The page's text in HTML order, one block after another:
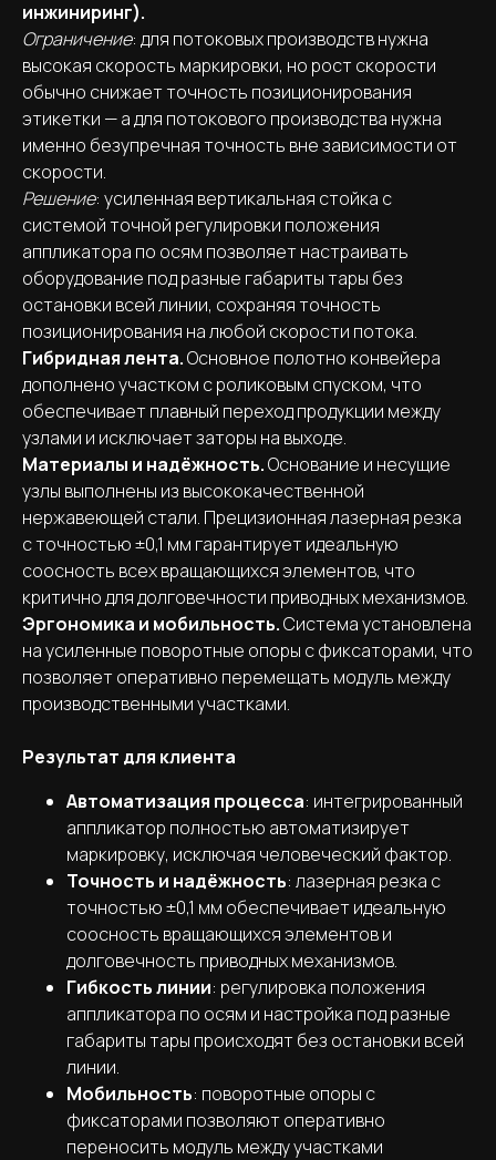
инжиниринг).
Ограничение: для потоковых производств нужна
высокая скорость маркировки, но рост скорости
обычно снижает точность позиционирования
этикетки — а для потокового производства нужна
именно безупречная точность вне зависимости от
скорости.
Решение: усиленная вертикальная стойка с
системой точной регулировки положения
аппликатора по осям позволяет настраивать
оборудование под разные габариты тары без
остановки всей линии, сохраняя точность
позиционирования на любой скорости потока.
Гибридная лента.Основное полотно конвейера
дополнено участком с роликовым спуском, что
обеспечивает плавный переход продукции между
узлами и исключает заторы на выходе.
Материалы и надёжность.Основание и несущие
узлы выполнены из высококачественной
нержавеющей стали. Прецизионная лазерная резка
с точностью ±0,1 мм гарантирует идеальную
соосность всех вращающихся элементов, что
критично для долговечности приводных механизмов.
Эргономика и мобильность.Система установлена
на усиленные поворотные опоры с фиксаторами, что
позволяет оперативно перемещать модуль между
производственными участками.
Результат для клиента
Автоматизация процесса: интегрированный
аппликатор полностью автоматизирует
маркировку, исключая человеческий фактор.
Точность и надёжность: лазерная резка с
точностью ±0,1 мм обеспечивает идеальную
соосность вращающихся элементов и
долговечность приводных механизмов.
Гибкость линии: регулировка положения
аппликатора по осям и настройка под разные
габариты тары происходят без остановки всей
линии.
Мобильность: поворотные опоры с
фиксаторами позволяют оперативно
переносить модуль между участками